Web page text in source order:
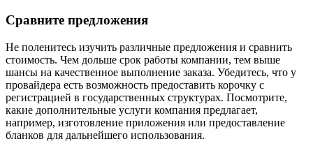
Сравните предложения
Не поленитесь изучить различные предложения и сравнить
стоимость. Чем дольше срок работы компании, тем выше
шансы на качественное выполнение заказа. Убедитесь, что у
провайдера есть возможность предоставить корочку с
регистрацией в государственных структурах. Посмотрите,
какие дополнительные услуги компания предлагает,
например, изготовление приложения или предоставление
бланков для дальнейшего использования.